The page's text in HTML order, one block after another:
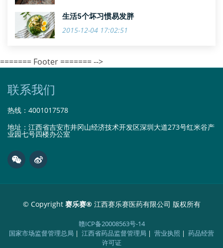
生活5个坏习惯易发胖
2015-12-04 17:02:51
======= Footer ======= -->
联系我们
热线： 4001017578
地址：江西省吉安市井冈山经济技术开发区深圳大道273号红米谷产
业园七号四楼办公室
© Copyright 赛乐赛® 江西赛乐赛医药有限公司 版权所有
赣ICP备20008563号-14
国家市场监督管理总局 | 江西省药品监督管理局 | 营业执照 | 药品经营
许可证